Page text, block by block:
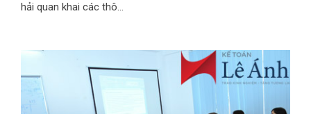
hải quan khai các thô...